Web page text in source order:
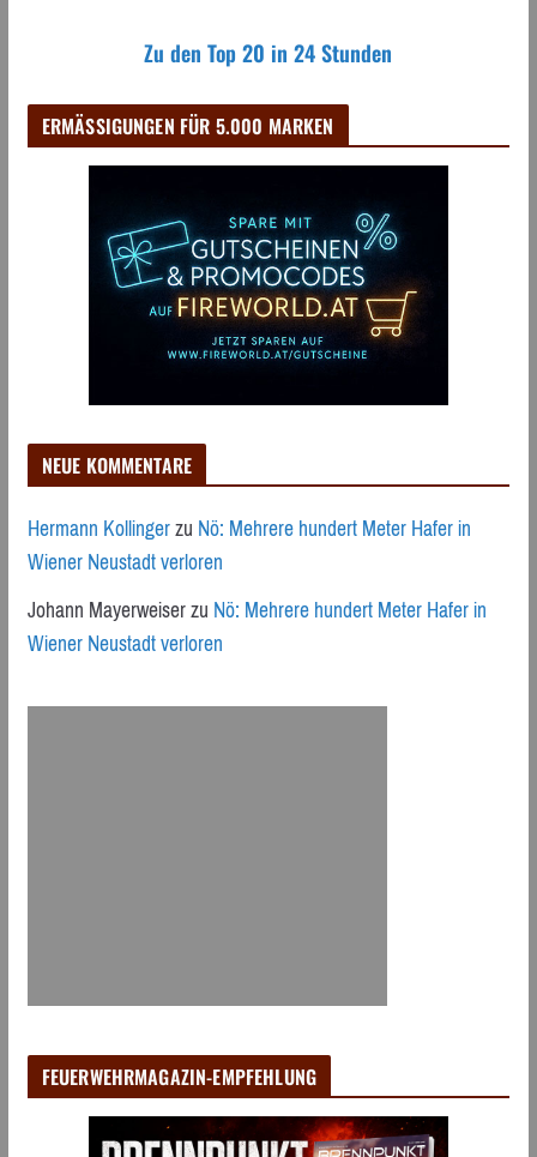
Zu den Top 20 in 24 Stunden
ERMÄSSIGUNGEN FÜR 5.000 MARKEN
NEUE KOMMENTARE
Hermann KollingerzuNö: Mehrere hundert Meter Hafer in
Wiener Neustadt verloren
Johann MayerweiserzuNö: Mehrere hundert Meter Hafer in
Wiener Neustadt verloren
FEUERWEHRMAGAZIN-EMPFEHLUNG